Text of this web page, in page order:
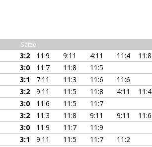
Sätze
3:2 11:9 9:11 4:11 11:4 11:8
3:0 11:7 11:8 11:5
3:1 7:11 11:3 11:6
11:6
3:2 9:11 11:5 11:8 4:11 11:4
3:0 11:6 11:5 11:7
3:2 11:3 11:8 9:11 9:11 11:6
3:0 11:9 11:7
11:9
3:1 9:11 11:5 11:7 11:2